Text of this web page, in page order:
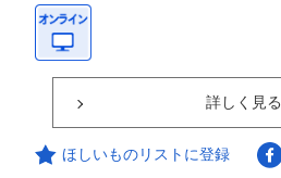
詳しく見る
ほしいものリストに登録